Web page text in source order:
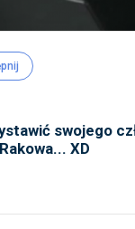
swojego
XD